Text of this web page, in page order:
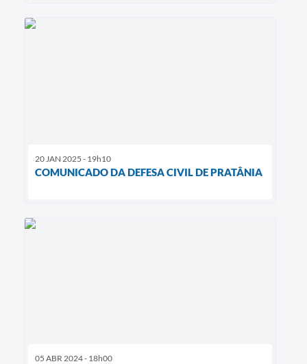
20 JAN 2025 - 19h10
COMUNICADO DA DEFESA CIVIL DE PRATÂNIA
05 ABR 2024 - 18h00